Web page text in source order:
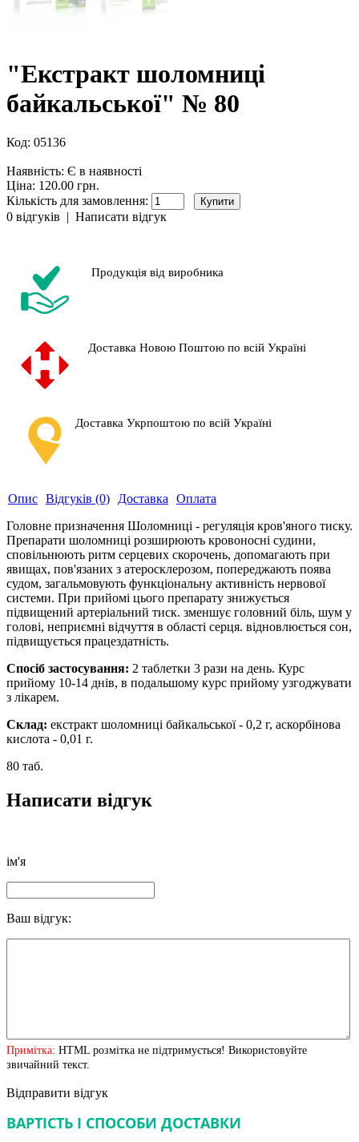
"Екстракт шоломниці
байкальської" № 80
Код: 05136
Наявність: Є в наявності
Ціна: 120.00 грн.
Кількість для замовлення:
0 відгуків | Написати відгук
Продукція від виробника
Доставка Новою Поштою по всій Україні
Доставка Укрпоштою по всій Україні
Опис Відгуків (0) Доставка
Оплата
Головне призначення Шоломниці - регуляція кров'яного тиску.
Препарати шоломниці розширюють кровоносні судини,
сповільнюють ритм серцевих скорочень, допомагають при
явищах, пов'язаних з атеросклерозом, попереджають поява
судом, загальмовують функціональну активність нервової
системи. При прийомі цього препарату знижується
підвищений артеріальний тиск. зменшує головний біль, шум у
голові, неприємні відчуття в області серця. відновлюється сон,
підвищується працездатність.
Спосіб застосування: 2 таблетки 3 рази на день. Курс
прийому 10-14 днів, в подальшому курс прийому узгоджувати
з лікарем.
Склад: екстракт шоломниці байкальської - 0,2 г, аскорбінова
кислота - 0,01 г.
80 таб.
Написати відгук
ім'я
Ваш відгук:
Примітка: HTML розмітка не підтримується! Використовуйте
звичайний текст.
Відправити відгук
ВАРТІСТЬ І СПОСОБИ ДОСТАВКИ